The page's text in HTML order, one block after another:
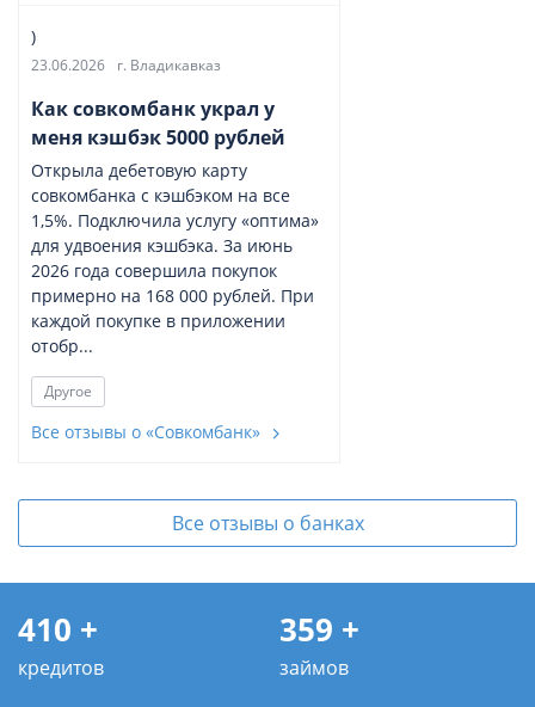
)
23.06.2026 г. Владикавказ
Как совкомбанк украл у
меня кэшбэк 5000 рублей
Открыла дебетовую карту
совкомбанка с кэшбэком на все
1,5%. Подключила услугу «оптима»
для удвоения кэшбэка. За июнь
2026 года совершила покупок
примерно на 168 000 рублей. При
каждой покупке в приложении
отобр...
Другое
Все отзывы о «Совкомбанк»
Все отзывы о банках
410 +
кредитов
359 +
займов